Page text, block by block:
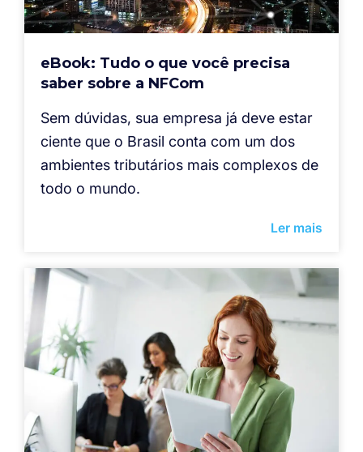
eBook: Tudo o que você precisa
saber sobre a NFCom
Sem dúvidas, sua empresa já deve estar
ciente que o Brasil conta com um dos
ambientes tributários mais complexos de
todo o mundo.
Ler mais